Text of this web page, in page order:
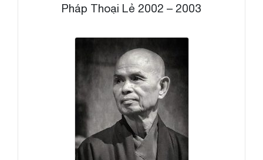
Pháp Thoại Lẻ 2002 – 2003